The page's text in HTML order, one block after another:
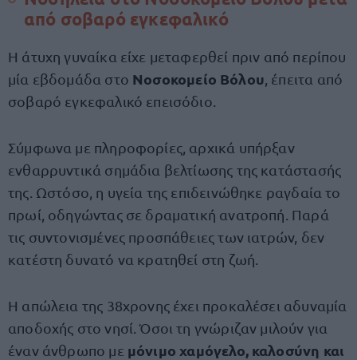
από σοβαρό εγκεφαλικό
Η άτυχη γυναίκα είχε μεταφερθεί πριν από περίπου
μία εβδομάδα στο Νοσοκομείο Βόλου , έπειτα από
σοβαρό εγκεφαλικό επεισόδιο.
Σύμφωνα με πληροφορίες, αρχικά υπήρξαν
ενθαρρυντικά σημάδια βελτίωσης της κατάστασής
της. Ωστόσο, η υγεία της επιδεινώθηκε ραγδαία το
πρωί, οδηγώντας σε δραματική ανατροπή. Παρά
τις συντονισμένες προσπάθειες των ιατρών, δεν
κατέστη δυνατό να κρατηθεί στη ζωή.
Η απώλεια της 38χρονης έχει προκαλέσει αδυναμία
αποδοχής στο νησί. Όσοι τη γνώριζαν μιλούν για
έναν άνθρωπο με μόνιμο χαμόγελο, καλοσύνη και